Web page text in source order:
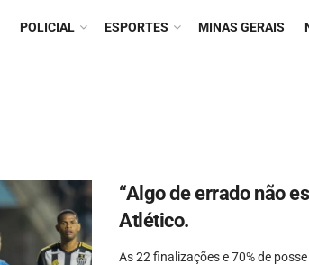
POLICIAL ESPORTES MINAS GERAIS
“Algo de errado não
Atlético.
As 22 finalizações e 70% de